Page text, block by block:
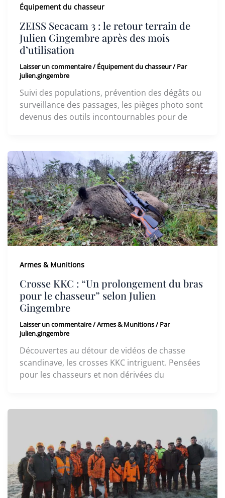
Équipement du chasseur
ZEISS Secacam 3 : le retour terrain de
Julien Gingembre après des mois
d’utilisation
Laisser un commentaire/Équipement du chasseur/ Par
julien.gingembre
Suivi des populations, prévention des dégâts ou
surveillance des passages, les pièges photo sont
devenus des outils incontournables pour de
Armes & Munitions
Crosse KKC : “Un prolongement du bras
pour le chasseur” selon Julien
Gingembre
Laisser un commentaire/Armes & Munitions/ Par
julien.gingembre
Découvertes au détour de vidéos de chasse
scandinave, les crosses KKC intriguent. Pensées
pour les chasseurs et non dérivées du